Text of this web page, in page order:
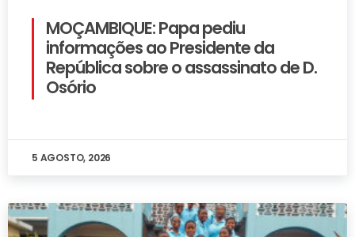
MOÇAMBIQUE: Papa pediu
informações ao Presidente da
República sobre o assassinato de D.
Osório
5 AGOSTO, 2026